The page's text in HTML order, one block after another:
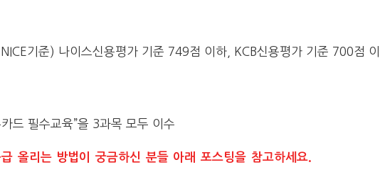
기준) 나이스신용평가 기준 749점 이하, KCB신용평가 기준 700점
드 필수교육”을 3과목 모두 이수
올리는 방법이 궁금하신 분들 아래 포스팅을 참고하세요.